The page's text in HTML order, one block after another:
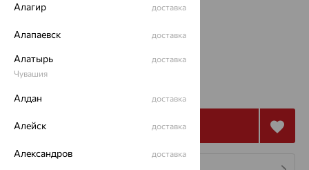
Размеры:
18.5
103 231
Купить
Алагир доставка
Алапаевск доставка
Алатырь
Чувашия
доставка
Алдан доставка
Алейск доставка
Александров доставка